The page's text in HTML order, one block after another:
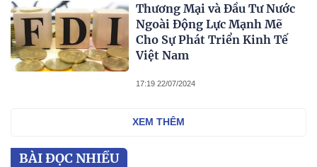
Thương Mại và Đầu Tư Nước
Ngoài Động Lực Mạnh Mẽ
Cho Sự Phát Triển Kinh Tế
Việt Nam
17:19 22/07/2024
XEM THÊM
BÀI ĐỌC NHIỀU